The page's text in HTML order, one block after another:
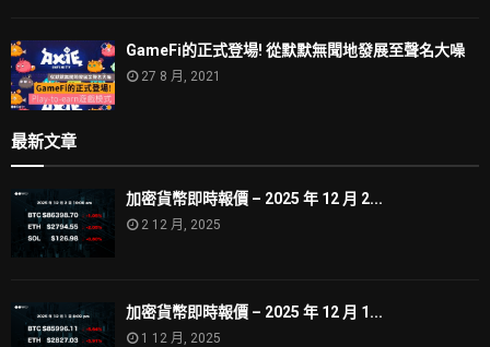
GameFi的正式登場! 從默默無聞地發展至聲名大噪
27 8 月, 2021
最新文章
加密貨幣即時報價 – 2025 年 12 月 2...
2 12 月, 2025
加密貨幣即時報價 – 2025 年 12 月 1...
1 12 月, 2025